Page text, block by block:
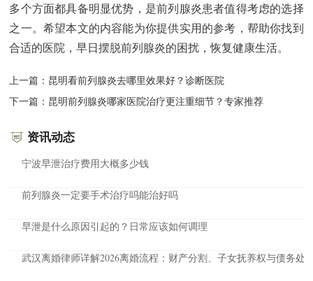
多个方面都具备明显优势，是前列腺炎患者值得考虑的选择
之一。希望本文的内容能为你提供实用的参考，帮助你找到
合适的医院，早日摆脱前列腺炎的困扰，恢复健康生活。
上一篇： 昆明看前列腺炎去哪里效果好？诊断医院
下一篇： 昆明前列腺炎哪家医院治疗更注重细节？专家推荐
资讯动态
宁波早泄治疗费用大概多少钱
前列腺炎一定要手术治疗吗能治好吗
早泄是什么原因引起的？日常应该如何调理
武汉离婚律师详解2026离婚流程：财产分割、子女抚养权与债务处